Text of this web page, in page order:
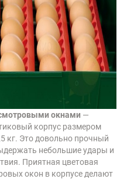
окнами —
корпус размером
кг. Это довольно прочный
небольшие удары и
Приятная цветовая
окон в корпусе делают